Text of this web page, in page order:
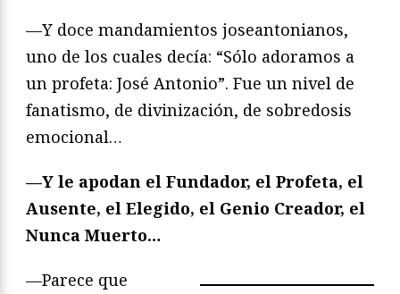
—Y doce mandamientos joseantonianos,
uno de los cuales decía: “Sólo adoramos a
un profeta: José Antonio”. Fue un nivel de
fanatismo, de divinización, de sobredosis
emocional…
—Y le apodan el Fundador, el Profeta, el
Ausente, el Elegido, el Genio Creador, el
Nunca Muerto…
—Parece que